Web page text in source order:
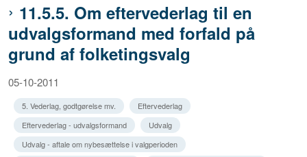
11.5.5. Om eftervederlag til en
udvalgsformand med forfald på
grund af folketingsvalg
05-10-2011
5. Vederlag, godtgørelse mv.
Eftervederlag
Eftervederlag - udvalgsformand
Udvalg
Udvalg - aftale om nybesættelse i valgperioden